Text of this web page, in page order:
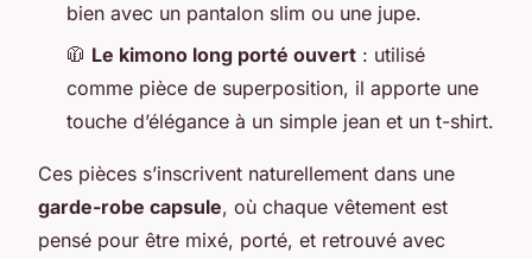
bien avec un pantalon slim ou une jupe.
🧥 Le kimono long porté ouvert : utilisé
comme pièce de superposition, il apporte une
touche d’élégance à un simple jean et un t-shirt.
Ces pièces s’inscrivent naturellement dans une
garde-robe capsule, où chaque vêtement est
pensé pour être mixé, porté, et retrouvé avec